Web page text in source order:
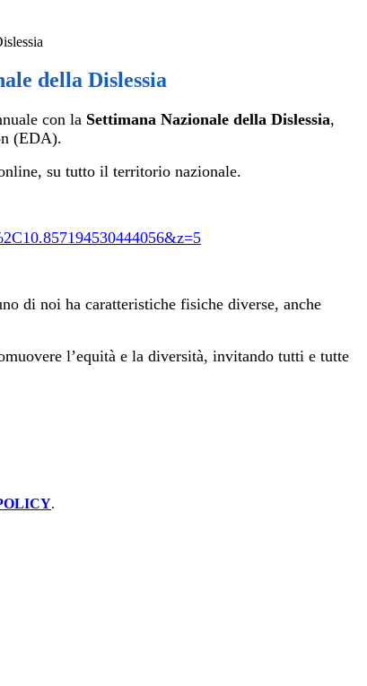
della Dislessia
con la Settimana Nazionale della Dislessia,
(EDA).
su tutto il territorio nazionale.
di noi ha caratteristiche fisiche diverse, anche
l’equità e la diversità, invitando tutti e tutte
.